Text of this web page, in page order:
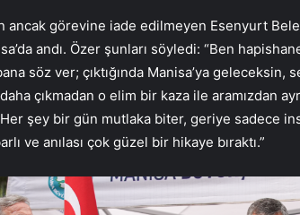
ancak görevine iade edilmeyen Esenyurt
andı. Özer şunları söyledi: “Ben
söz ver; çıktığında Manisa’ya
çıkmadan o elim bir kaza ile aramızdan
şey bir gün mutlaka biter, geriye sadece
ve anılası çok güzel bir hikaye bıraktı.”